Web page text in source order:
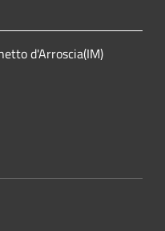
d'Arroscia(IM)